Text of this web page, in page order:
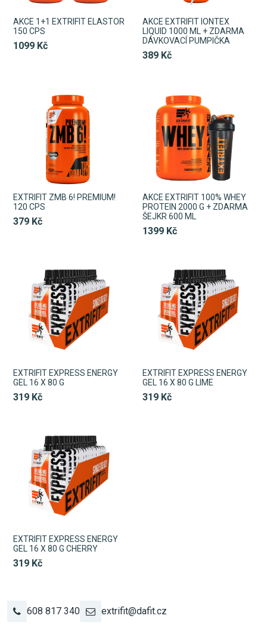
AKCE 1+1 EXTRIFIT ELASTOR
150 CPS
1099 Kč
AKCE EXTRIFIT IONTEX
LIQUID 1000 ML + ZDARMA
DÁVKOVACÍ PUMPIČKA
389 Kč
EXTRIFIT ZMB 6! PREMIUM!
120 CPS
379 Kč
AKCE EXTRIFIT 100% WHEY
PROTEIN 2000 G + ZDARMA
ŠEJKR 600 ML
1399 Kč
EXTRIFIT EXPRESS ENERGY
GEL 16 X 80 G
319 Kč
EXTRIFIT EXPRESS ENERGY
GEL 16 X 80 G LIME
319 Kč
EXTRIFIT EXPRESS ENERGY
GEL 16 X 80 G CHERRY
319 Kč
608 817 340 extrifit@dafit.cz